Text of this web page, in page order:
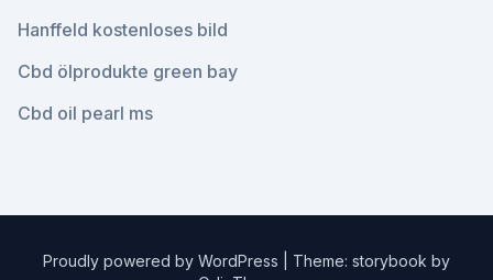
Hanffeld kostenloses bild
Cbd ölprodukte green bay
Cbd oil pearl ms
Proudly powered by WordPress
Theme: storybook by